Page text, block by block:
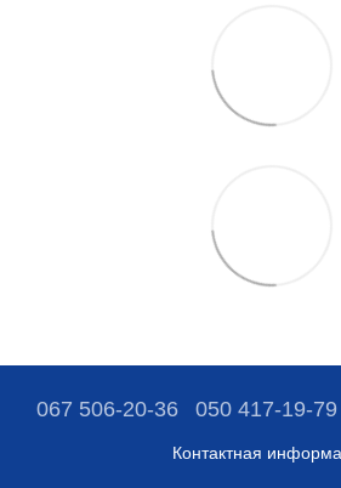
067 506-20-36 050 417-19-79
Контактная